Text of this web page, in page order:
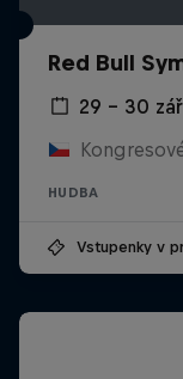
Red Bull
29 – 30
HUDBA
Vstupenky v